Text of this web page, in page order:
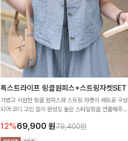
특스트라이프 링클원피스+스트링자켓SET
가볍고 시원한 링클 원피스와 스트링 자켓이 세트로 구성
되어 코디 고민 없이 완성도 높은 스타일링을 연출해주는
링 디테일로 다양한 핏을 연출할 수 있어 데일리부터 여
행룩까지 멋스럽게 즐기기 좋아요 ✨
12%69,900 원79,400원